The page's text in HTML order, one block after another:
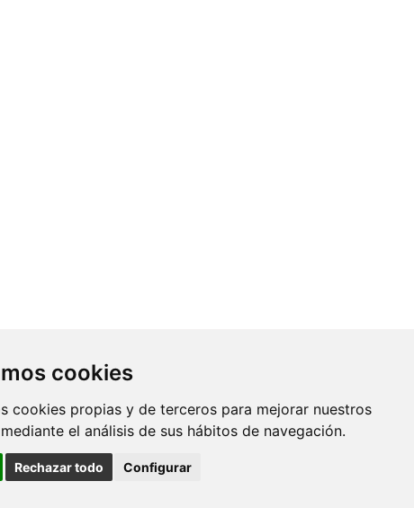
cookies
cookies propias y de terceros para mejorar nuestros
el análisis de sus hábitos de navegación.
Rechazar todo Configurar
Contacto
Av. Monforte de Lemos, 3-5. Pabellón
11. Planta 0 28029 Madrid
info@ciberisciii.es